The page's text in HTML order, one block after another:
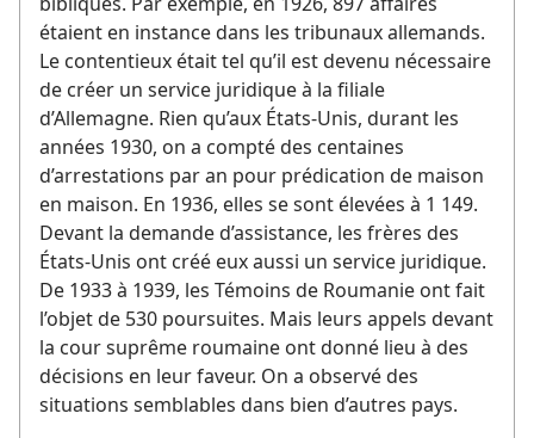
étaient en instance dans les tribunaux allemands.
Le contentieux était tel qu’il est devenu nécessaire
de créer un service juridique à la filiale
d’Allemagne. Rien qu’aux États-Unis, durant les
années 1930, on a compté des centaines
d’arrestations par an pour prédication de maison
en maison. En 1936, elles se sont élevées à 1 149.
Devant la demande d’assistance, les frères des
États-Unis ont créé eux aussi un service juridique.
De 1933 à 1939, les Témoins de Roumanie ont fait
l’objet de 530 poursuites. Mais leurs appels devant
la cour suprême roumaine ont donné lieu à des
décisions en leur faveur. On a observé des
situations semblables dans bien d’autres pays.